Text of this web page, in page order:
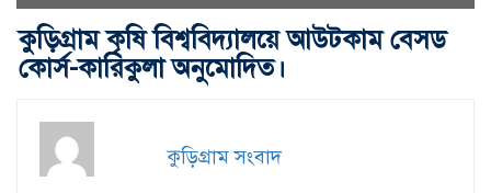
কুড়িগ্রাম কৃষি বিশ্ববিদ্যালয়ে আউটকাম বেসড
কোর্স-কারিকুলা অনুমোদিত।
কুড়িগ্রাম সংবাদ